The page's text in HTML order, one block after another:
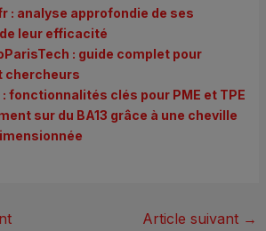
: analyse approfondie de ses
leur efficacité
: guide complet pour
chercheurs
fonctionnalités clés pour PME et TPE
sur du BA13 grâce à une cheville
Article suivant →